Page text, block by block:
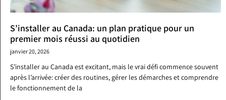
S’installer au Canada: un plan pratique pour un
premier mois réussi au quotidien
janvier 20, 2026
S’installer au Canada est excitant, mais le vrai défi commence souvent
après l’arrivée: créer des routines, gérer les démarches et comprendre
le fonctionnement de la